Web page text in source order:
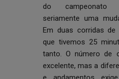
do campeonato
seriamente uma
Em duas corridas
que tivemos 25
tanto. O número de
excelente, mas a